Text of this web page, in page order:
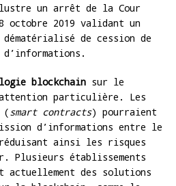
un arrêt de la Cour
octobre 2019 validant un
dématérialisé de cession de
d’informations.
blockchain sur le
particulière. Les
(smart contracts) pourraient
d’informations entre le
ainsi les risques
Plusieurs établissements
actuellement des solutions